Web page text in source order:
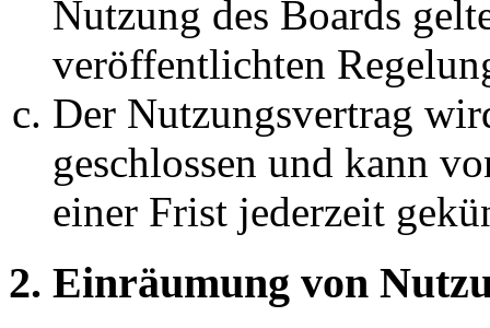
Nutzung des Boards
veröffentlichten
Der Nutzungsvertrag
geschlossen und kann
einer Frist jederzeit
2. Einräumung von